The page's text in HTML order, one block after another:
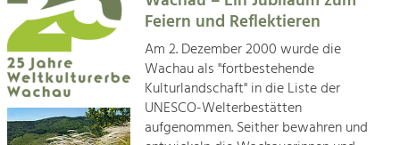
KontaktArt & Culture
Crafts, Science and Research.
Social Affairs, Education
& Identity
Feiern und Reflektieren
Am 2. Dezember 2000 wurde die
Wachau als "fortbestehende
Kulturlandschaft" in die Liste der
UNESCO-Welterbestätten
aufgenommen. Seither bewahren und